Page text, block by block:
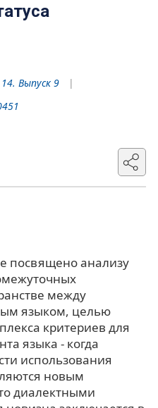
Выпуск 9
посвящено анализу
между
языком, целью
критериев для
языка - когда
использования
новым
диалектными